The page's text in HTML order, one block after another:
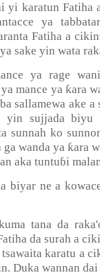
yi karatun Fatiha
ya
Fatiha a
sake yin wata
ya rage
mance ya ƙara
sallamewa ake a
yin sujjada biyu
sunnah ko
wanda ya ƙara
aka tuntuɓi
biyar ne a
tana da
da surah a
tsawaita karatu a
Duka wannan dai